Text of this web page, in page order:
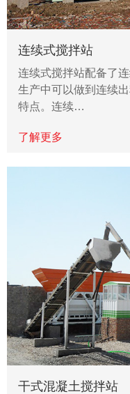
连续式搅拌站
连续式搅拌站配备了
生产中可以做到连续
特点。连续…
了解更多
干式混凝土搅拌站